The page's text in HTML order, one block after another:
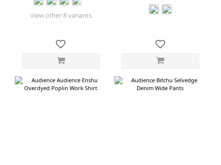
View other 8 variants